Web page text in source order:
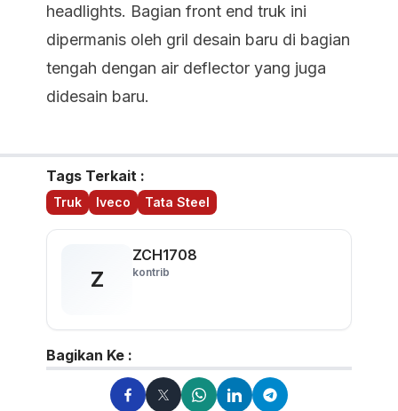
headlights. Bagian front end truk ini
dipermanis oleh gril desain baru di bagian
tengah dengan air deflector yang juga
didesain baru.
Tags Terkait :
Truk Iveco Tata Steel
Z
ZCH1708
kontrib
Bagikan Ke :